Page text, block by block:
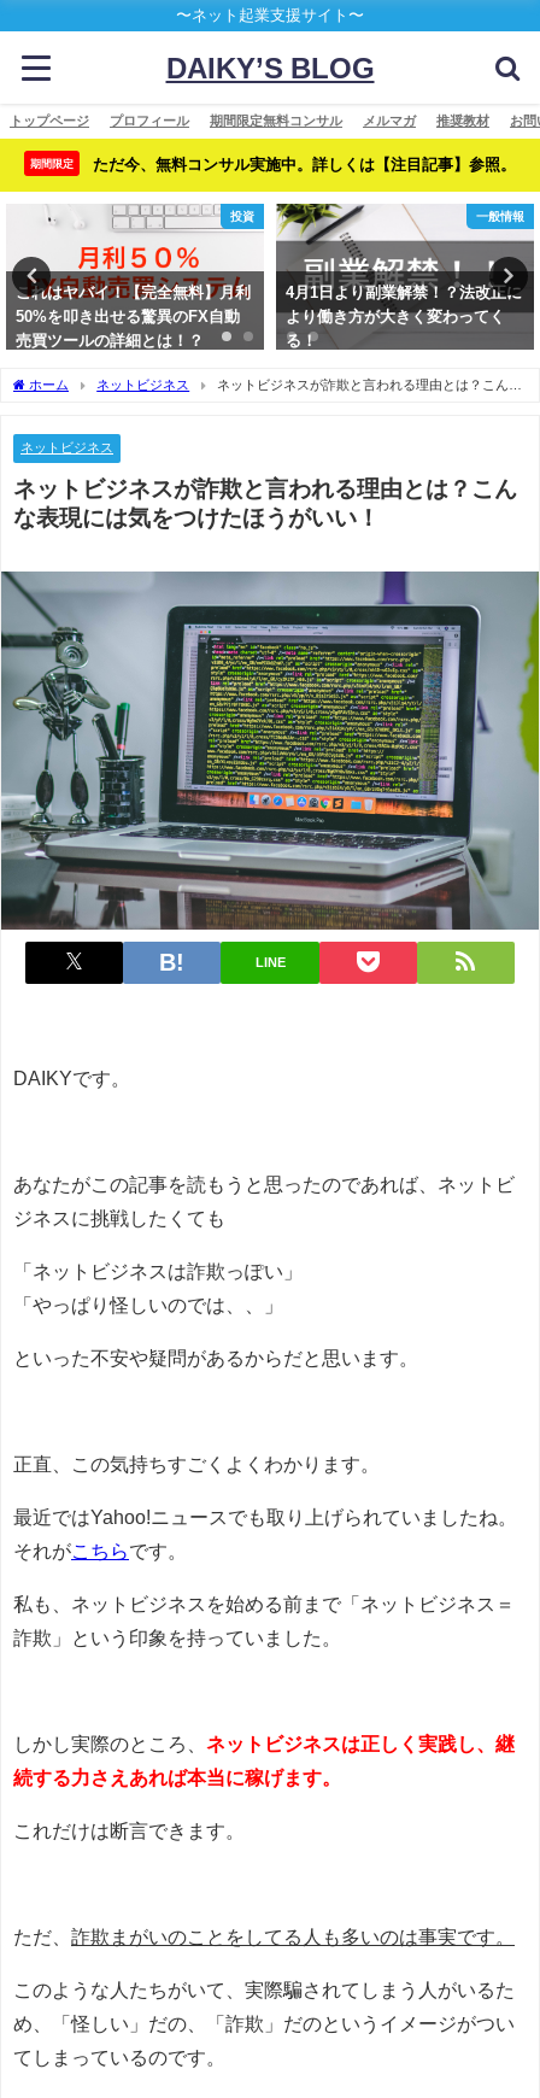
〜ネット起業支援サイト〜
DAIKY’S BLOG
トップページ プロフィール 期間限定無料コンサル メルマガ 推奨教材 お問
期間限定 ただ今、無料コンサル実施中。詳しくは【注目記事】参照。
投資
これはヤバイ！【完全無料】月利
50%を叩き出せる驚異のFX自動
売買ツールの詳細とは！？
一般情報
4月1日より副業解禁！？法改正に
より働き方が大きく変わってく
る！
ホーム ネットビジネス
ネットビジネスが詐欺と言われる理由とは？こんな
ネットビジネス
ネットビジネスが詐欺と言われる理由とは？こん
な表現には気をつけたほうがいい！
LINE
DAIKYです。
あなたがこの記事を読もうと思ったのであれば、ネットビ
ジネスに挑戦したくても
「ネットビジネスは詐欺っぽい」
「やっぱり怪しいのでは、、」
といった不安や疑問があるからだと思います。
正直、この気持ちすごくよくわかります。
最近ではYahoo!ニュースでも取り上げられていましたね。
それが こちらです。
私も、ネットビジネスを始める前まで「ネットビジネス＝
詐欺」という印象を持っていました。
しかし実際のところ、 ネットビジネスは正しく実践し、継
続する力さえあれば本当に稼げます。
これだけは断言できます。
ただ、 詐欺まがいのことをしてる人も多いのは事実です。
このような人たちがいて、実際騙されてしまう人がいるた
め、「怪しい」だの、「詐欺」だのというイメージがつい
てしまっているのです。